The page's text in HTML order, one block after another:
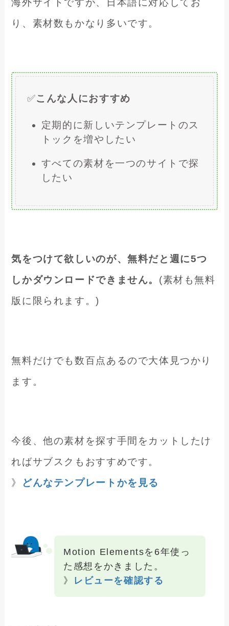
海外サイトですが、日本語に対応してお
り、素材数もかなり多いです。
✅こんな人におすすめ
定期的に新しいテンプレートのス
トックを増やしたい
すべての素材を一つのサイトで探
したい
気をつけて欲しいのが、無料だと週に5つ
しかダウンロードできません。 (素材も無料
版に限られます。)
無料だけでも数百点あるので大体見つかり
ます。
今後、他の素材を探す手間をカットしたけ
ればサブスクもおすすめです。
》
どんなテンプレートかを見る
Motion Elementsを6年使っ
た感想をかきました。
》
レビューを確認する